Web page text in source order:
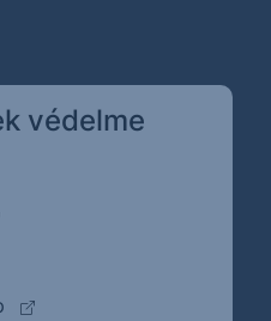
védelme
oldalra ugrik)
ugrik)
(külső oldalra ugrik)